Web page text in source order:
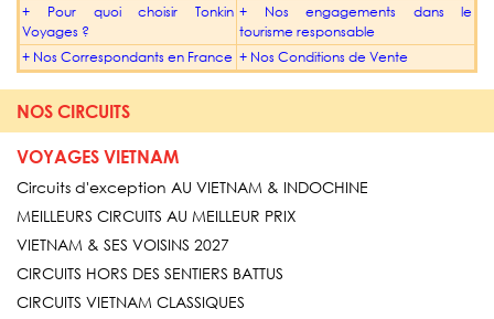
+ Pour quoi choisir Tonkin
Voyages ?
+
Nos engagements dans le
tourisme responsable
+ Nos Correspondants en France + Nos Conditions de Vente
NOS CIRCUITS
VOYAGES VIETNAM
Circuits d'exception AU VIETNAM & INDOCHINE
MEILLEURS CIRCUITS AU MEILLEUR PRIX
VIETNAM & SES VOISINS 2027
CIRCUITS HORS DES SENTIERS BATTUS
CIRCUITS VIETNAM CLASSIQUES